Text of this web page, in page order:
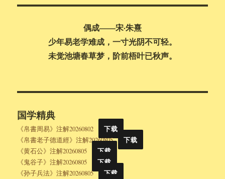
偶成——宋·朱熹
少年易老学难成，一寸光阴不可轻。
未觉池塘春草梦，阶前梧叶已秋声。
国学精典
《帛書周易》注解20260802
下载
《帛書老子德道經》注解20260805
下载
《黄石公》注解20260805
下载
《鬼谷子》注解20260805
下载
《孙子兵法》注解20260805
下载